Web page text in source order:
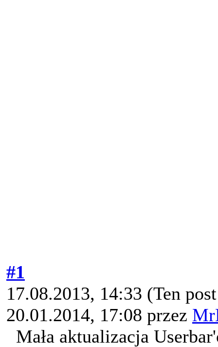
#1
17.08.2013, 14:33 (Ten
20.01.2014, 17:08 przez
Mała aktualizacja